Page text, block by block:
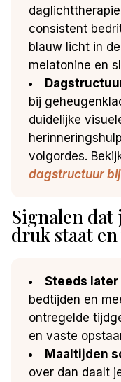
consistent
blauw licht in
melatonine en
bij
duidelijke
volgordes.
dagstructuur
Signalen
druk staat
Steeds later
bedtijden en
ontregelde
en vaste
Maaltijden
over dan daalt